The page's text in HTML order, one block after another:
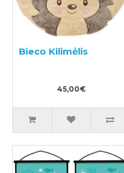
Bieco Kilimėlis
45,00€